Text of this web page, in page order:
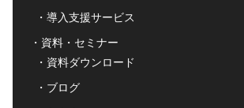
導入支援サービス
資料・セミナー
資料ダウンロード
ブログ